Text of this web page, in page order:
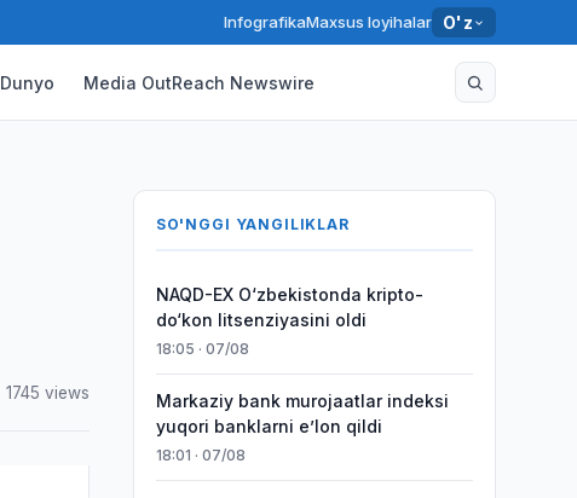
InfografikaMaxsus loyihalar O'z
Dunyo Media OutReach Newswire
1745 views
SO'NGGI YANGILIKLAR
NAQD-EX O‘zbekistonda kripto-
do‘kon litsenziyasini oldi
18:05 · 07/08
Markaziy bank murojaatlar indeksi
yuqori banklarni eʼlon qildi
18:01 · 07/08